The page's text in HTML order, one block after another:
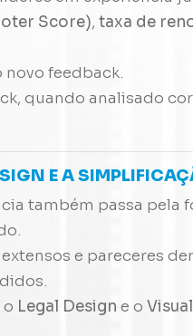
Score),taxa de
novo feedback.
quando analisado
E A
também passa pela
e pareceres
o Legal Design e o